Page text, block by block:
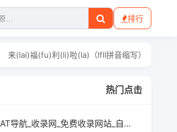
排行
来(lai)福(fu)利(li)啦(la)（lfll拼音缩写）LFLL.CN
热门点击
AT导航_收录网_免费收录网站_自动收录网_秒收录